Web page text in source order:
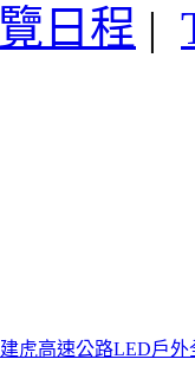
日程 |
虎高速公路LED戶